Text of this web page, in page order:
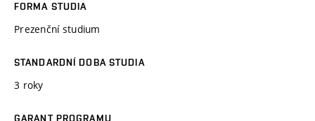
FORMA STUDIA
Prezenční studium
STANDARDNÍ DOBA STUDIA
3 roky
GARANT PROGRAMU